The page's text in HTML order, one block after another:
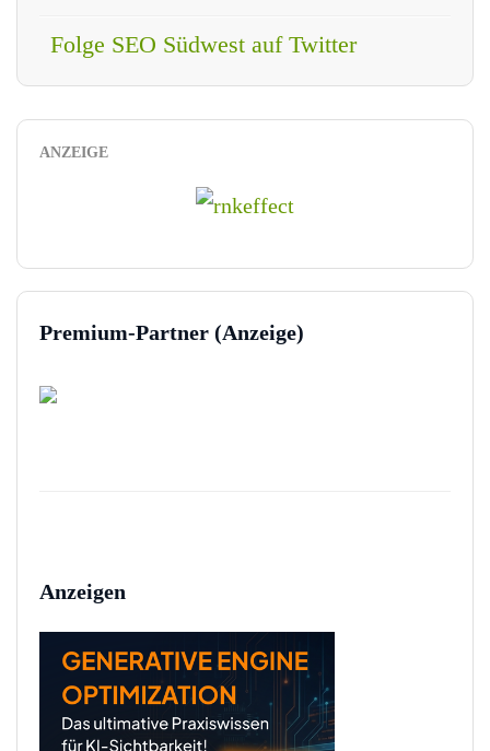
Folge SEO Südwest auf Twitter
ANZEIGE
Premium-Partner (Anzeige)
Anzeigen